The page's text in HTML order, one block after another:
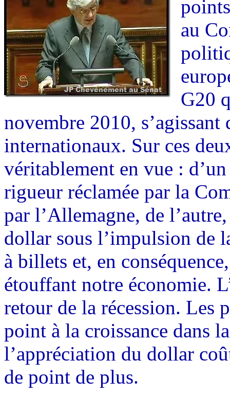
au
G20
novembre 2010,
internationaux. Sur ces
véritablement en vue :
rigueur réclamée par la
par l’Allemagne, de
dollar sous l’impulsion de
à billets et, en
étouffant notre économie.
retour de la récession. Les
point à la croissance dans
l’appréciation du dollar
de point de plus.